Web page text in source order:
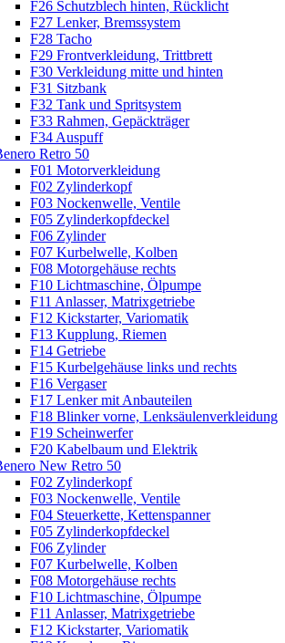
F26 Schutzblech hinten, Rücklicht
F27 Lenker, Bremssystem
F28 Tacho
F29 Frontverkleidung, Trittbrett
F30 Verkleidung mitte und hinten
F31 Sitzbank
F32 Tank und Spritsystem
F33 Rahmen, Gepäckträger
F34 Auspuff
Retro 50
F01 Motorverkleidung
F02 Zylinderkopf
F03 Nockenwelle, Ventile
F05 Zylinderkopfdeckel
F06 Zylinder
F07 Kurbelwelle, Kolben
F08 Motorgehäuse rechts
F10 Lichtmaschine, Ölpumpe
F11 Anlasser, Matrixgetriebe
F12 Kickstarter, Variomatik
F13 Kupplung, Riemen
F14 Getriebe
F15 Kurbelgehäuse links und rechts
F16 Vergaser
F17 Lenker mit Anbauteilen
F18 Blinker vorne, Lenksäulenverkleidung
F19 Scheinwerfer
F20 Kabelbaum und Elektrik
New Retro 50
F02 Zylinderkopf
F03 Nockenwelle, Ventile
F04 Steuerkette, Kettenspanner
F05 Zylinderkopfdeckel
F06 Zylinder
F07 Kurbelwelle, Kolben
F08 Motorgehäuse rechts
F10 Lichtmaschine, Ölpumpe
F11 Anlasser, Matrixgetriebe
F12 Kickstarter, Variomatik